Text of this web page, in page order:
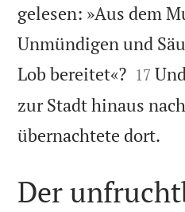
gelesen: »Aus dem
Unmündigen und
Lob bereitet«?
17
zur Stadt hinaus
übernachtete dort.
Der